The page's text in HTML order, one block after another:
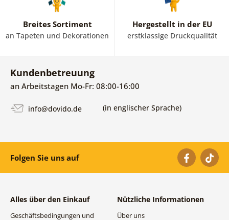
Breites Sortiment
an Tapeten und Dekorationen
Hergestellt in der EU
erstklassige Druckqualität
Kundenbetreuung
an Arbeitstagen Mo-Fr: 08:00-16:00
info@dovido.de (in englischer Sprache)
Folgen Sie uns auf
Alles über den Einkauf
Geschäftsbedingungen und
Nützliche Informationen
Über uns